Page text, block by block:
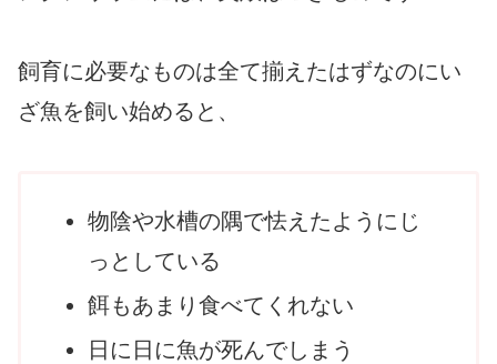
飼育に必要なものは全て揃えたはずなのにい
ざ魚を飼い始めると、
物陰や水槽の隅で怯えたようにじ
っとしている
餌もあまり食べてくれない
日に日に魚が死んでしまう